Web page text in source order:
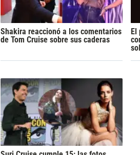
Shakira reaccionó a los comentarios
de Tom Cruise sobre sus caderas
El